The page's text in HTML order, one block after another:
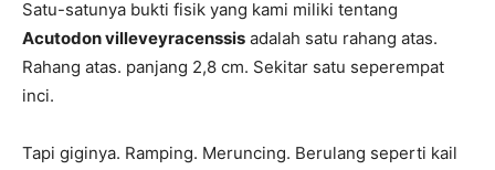
Satu-satunya bukti fisik yang kami miliki tentang
Acutodon villeveyracenssis adalah satu rahang atas.
Rahang atas. panjang 2,8 cm. Sekitar satu seperempat
inci.
Tapi giginya. Ramping. Meruncing. Berulang seperti kail